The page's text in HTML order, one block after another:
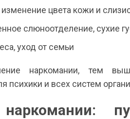
цвета кожи и
слюноотделение, сухие
уход от семьи
наркомании, тем
психики и всех систем